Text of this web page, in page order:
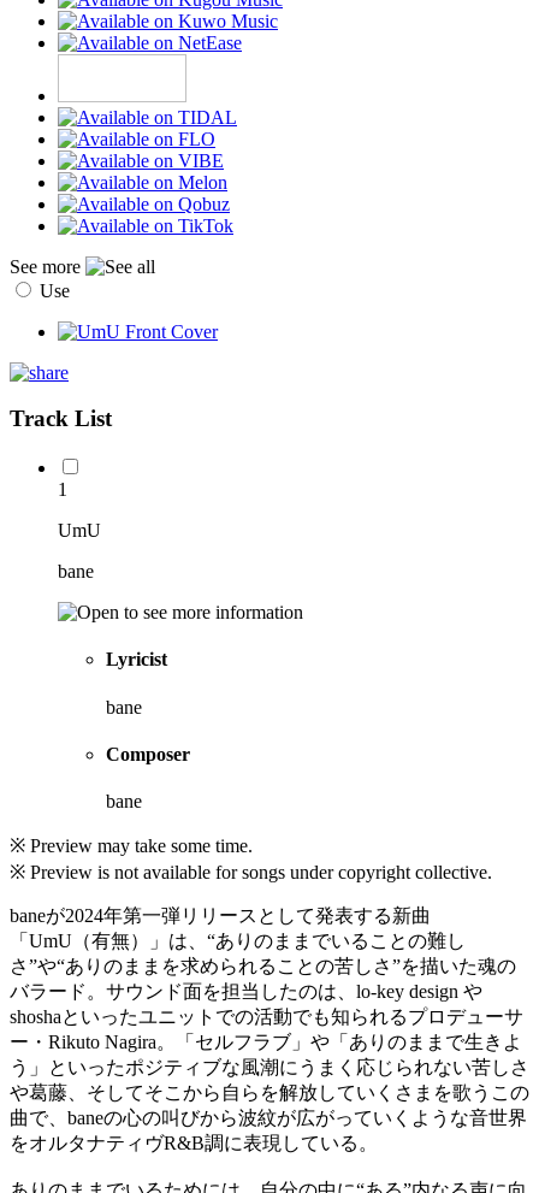
See more
Use
Track List
1
UmU
bane
Lyricist
bane
Composer
bane
※ Preview may take some time.
※ Preview is not available for songs under copyright collective.
baneが2024年第一弾リリースとして発表する新曲
「UmU（有無）」は、“ありのままでいることの難し
さ”や“ありのままを求められることの苦しさ”を描いた魂の
バラード。サウンド面を担当したのは、lo-key design や
shoshaといったユニットでの活動でも知られるプロデューサ
ー・Rikuto Nagira。「セルフラブ」や「ありのままで生きよ
う」といったポジティブな風潮にうまく応じられない苦しさ
や葛藤、そしてそこから自らを解放していくさまを歌うこの
曲で、baneの心の叫びから波紋が広がっていくような音世界
をオルタナティヴR&B調に表現している。